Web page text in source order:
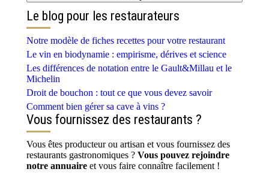
Le blog pour les restaurateurs
Notre modèle de fiches recettes pour votre restaurant
Le vin en biodynamie : empirisme, dérives et science
Les différences de notation entre le Gault&Millau et le
Michelin
Droit de bouchon : tout ce que vous devez savoir
Comment bien gérer sa cave à vins ?
Vous fournissez des restaurants ?
Vous êtes producteur ou artisan et vous fournissez des
restaurants gastronomiques ? Vous pouvez rejoindre
notre annuaire et vous faire connaître facilement !